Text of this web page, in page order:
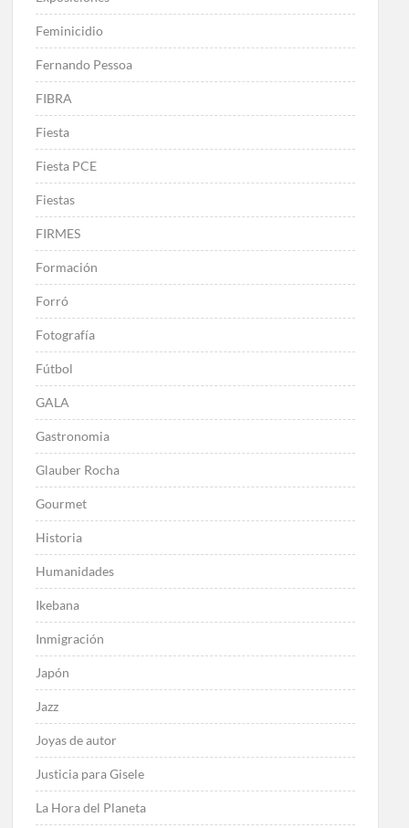
Feminicidio
Fernando Pessoa
FIBRA
Fiesta
Fiesta PCE
Fiestas
FIRMES
Formación
Forró
Fotografía
Fútbol
GALA
Gastronomia
Glauber Rocha
Gourmet
Historia
Humanidades
Ikebana
Inmigración
Japón
Jazz
Joyas de autor
Justicia para Gisele
La Hora del Planeta